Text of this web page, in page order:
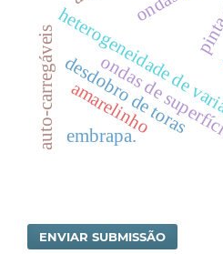
heterogeneidade de
auto-carregáveis ondas de
desdobro de toras
amarelinho
embrapa.
ENVIAR SUBMISSÃO